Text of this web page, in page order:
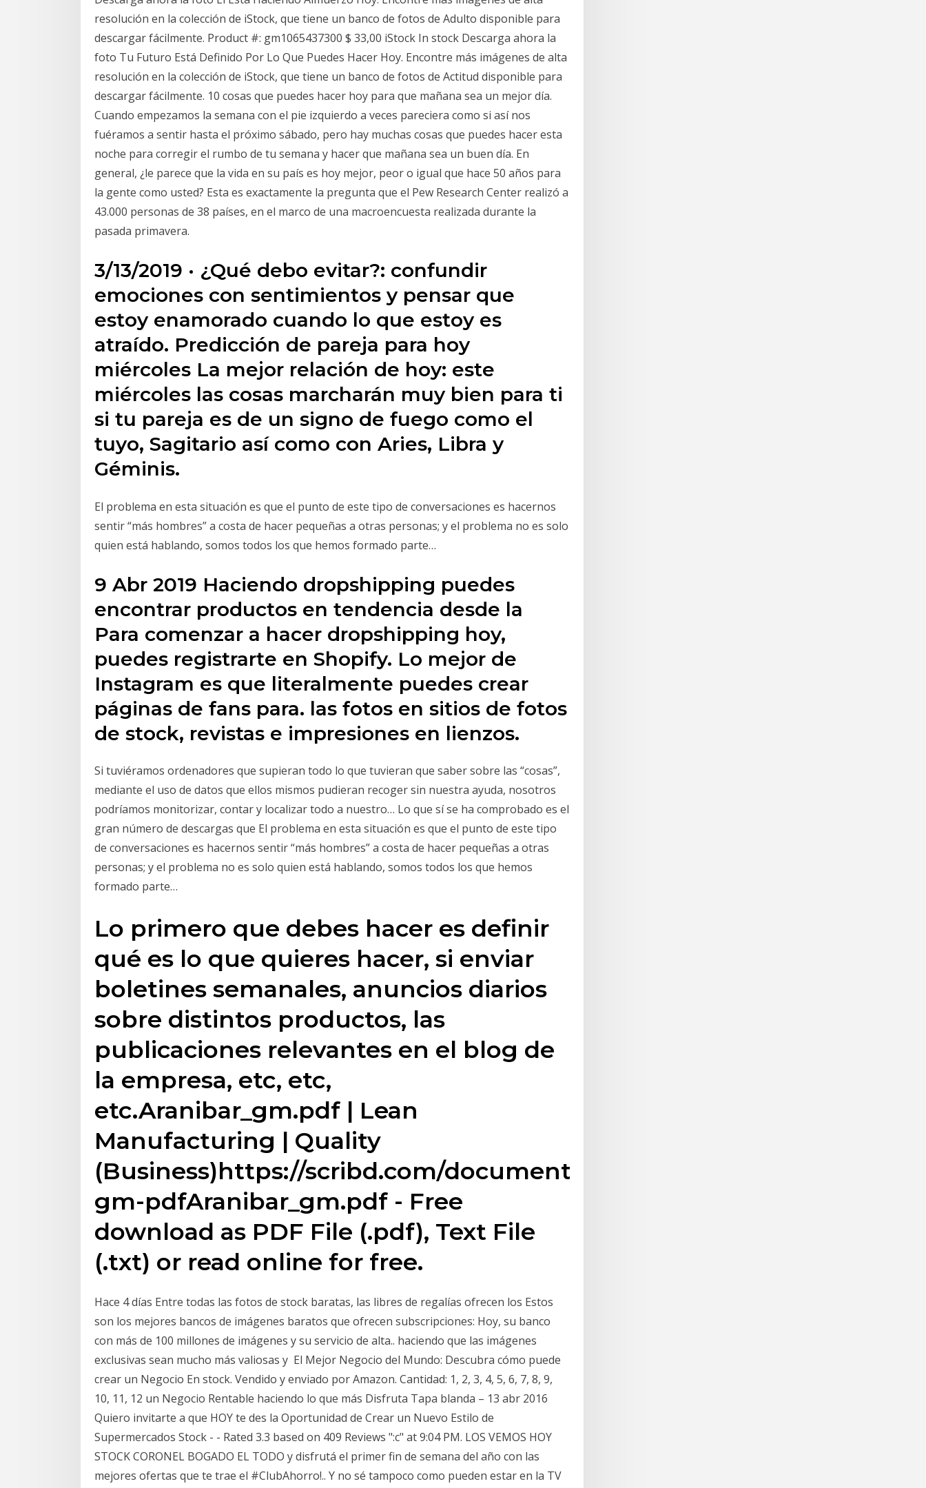
resolución en la colección de iStock, que tiene un banco de fotos de Adulto disponible para
descargar fácilmente. Product #: gm1065437300 $ 33,00 iStock In stock Descarga ahora la
foto Tu Futuro Está Definido Por Lo Que Puedes Hacer Hoy. Encontre más imágenes de alta
resolución en la colección de iStock, que tiene un banco de fotos de Actitud disponible para
descargar fácilmente. 10 cosas que puedes hacer hoy para que mañana sea un mejor día.
Cuando empezamos la semana con el pie izquierdo a veces pareciera como si así nos
fuéramos a sentir hasta el próximo sábado, pero hay muchas cosas que puedes hacer esta
noche para corregir el rumbo de tu semana y hacer que mañana sea un buen día. En
general, ¿le parece que la vida en su país es hoy mejor, peor o igual que hace 50 años para
la gente como usted? Esta es exactamente la pregunta que el Pew Research Center realizó a
43.000 personas de 38 países, en el marco de una macroencuesta realizada durante la
pasada primavera.
3/13/2019 · ¿Qué debo evitar?: confundir
emociones con sentimientos y pensar que
estoy enamorado cuando lo que estoy es
atraído. Predicción de pareja para hoy
miércoles La mejor relación de hoy: este
miércoles las cosas marcharán muy bien para ti
si tu pareja es de un signo de fuego como el
tuyo, Sagitario así como con Aries, Libra y
Géminis.
El problema en esta situación es que el punto de este tipo de conversaciones es hacernos
sentir “más hombres” a costa de hacer pequeñas a otras personas; y el problema no es solo
quien está hablando, somos todos los que hemos formado parte…
9 Abr 2019 Haciendo dropshipping puedes
encontrar productos en tendencia desde la
Para comenzar a hacer dropshipping hoy,
puedes registrarte en Shopify. Lo mejor de
Instagram es que literalmente puedes crear
páginas de fans para. las fotos en sitios de fotos
de stock, revistas e impresiones en lienzos.
Si tuviéramos ordenadores que supieran todo lo que tuvieran que saber sobre las “cosas”,
mediante el uso de datos que ellos mismos pudieran recoger sin nuestra ayuda, nosotros
podríamos monitorizar, contar y localizar todo a nuestro… Lo que sí se ha comprobado es el
gran número de descargas que El problema en esta situación es que el punto de este tipo
de conversaciones es hacernos sentir “más hombres” a costa de hacer pequeñas a otras
personas; y el problema no es solo quien está hablando, somos todos los que hemos
formado parte…
Lo primero que debes hacer es definir
qué es lo que quieres hacer, si enviar
boletines semanales, anuncios diarios
sobre distintos productos, las
publicaciones relevantes en el blog de
la empresa, etc, etc,
etc.Aranibar_gm.pdf | Lean
Manufacturing | Quality
(Business)https://scribd.com/document/aranibar-
gm-pdfAranibar_gm.pdf - Free
download as PDF File (.pdf), Text File
(.txt) or read online for free.
Hace 4 días Entre todas las fotos de stock baratas, las libres de regalías ofrecen los Estos
son los mejores bancos de imágenes baratos que ofrecen subscripciones: Hoy, su banco
con más de 100 millones de imágenes y su servicio de alta.. haciendo que las imágenes
exclusivas sean mucho más valiosas y El Mejor Negocio del Mundo: Descubra cómo puede
crear un Negocio En stock. Vendido y enviado por Amazon. Cantidad: 1, 2, 3, 4, 5, 6, 7, 8, 9,
10, 11, 12 un Negocio Rentable haciendo lo que más Disfruta Tapa blanda – 13 abr 2016
Quiero invitarte a que HOY te des la Oportunidad de Crear un Nuevo Estilo de
Supermercados Stock - - Rated 3.3 based on 409 Reviews ":c" at 9:04 PM. LOS VEMOS HOY
STOCK CORONEL BOGADO EL TODO y disfrutá el primer fin de semana del año con las
mejores ofertas que te trae el #ClubAhorro!.. Y no sé tampoco como pueden estar en la TV